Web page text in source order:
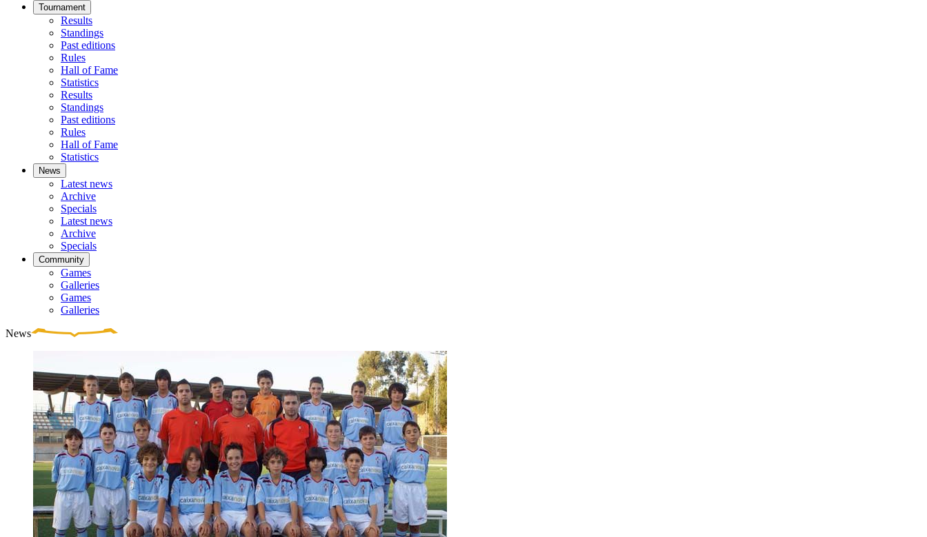
Tournament
Results
Standings
Past editions
Rules
Hall of Fame
Statistics
Results
Standings
Past editions
Rules
Hall of Fame
Statistics
News
Latest news
Archive
Specials
Latest news
Archive
Specials
Community
Games
Galleries
Games
Galleries
News